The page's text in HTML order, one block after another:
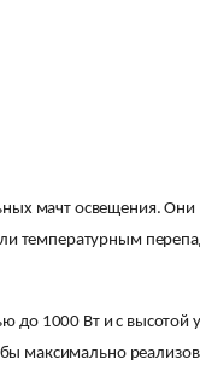
мачт освещения. Они
температурным
1000 Вт и с высотой
максимально